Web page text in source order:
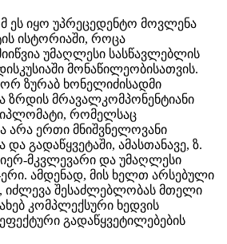
ეს იყო უპრეცედენტო მოვლენა
ისტორიაში, როცა
უმაღლესი სასწავლებლის
მონაწილეობისათვის.
ზურაბ ხონელიძისადმი
ზრდის მრავალკომპონენტიანი
რომელსაც
არა ერთი მნიშვნელოვანი
და გადაწყვეტაში, ამასთანავე, ზ.
მკვლევარი და უმაღლესი
ამდენად, მის ხელთ არსებული
იძლევა შესაძლებლობას მთელი
კომპლექსური ხედვის
გადაწყვეტილებების